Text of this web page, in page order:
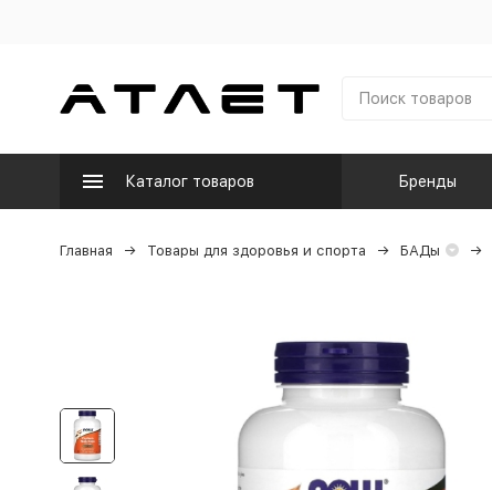
Каталог товаров Бренды
Главная Товары для здоровья и спорта БАДы